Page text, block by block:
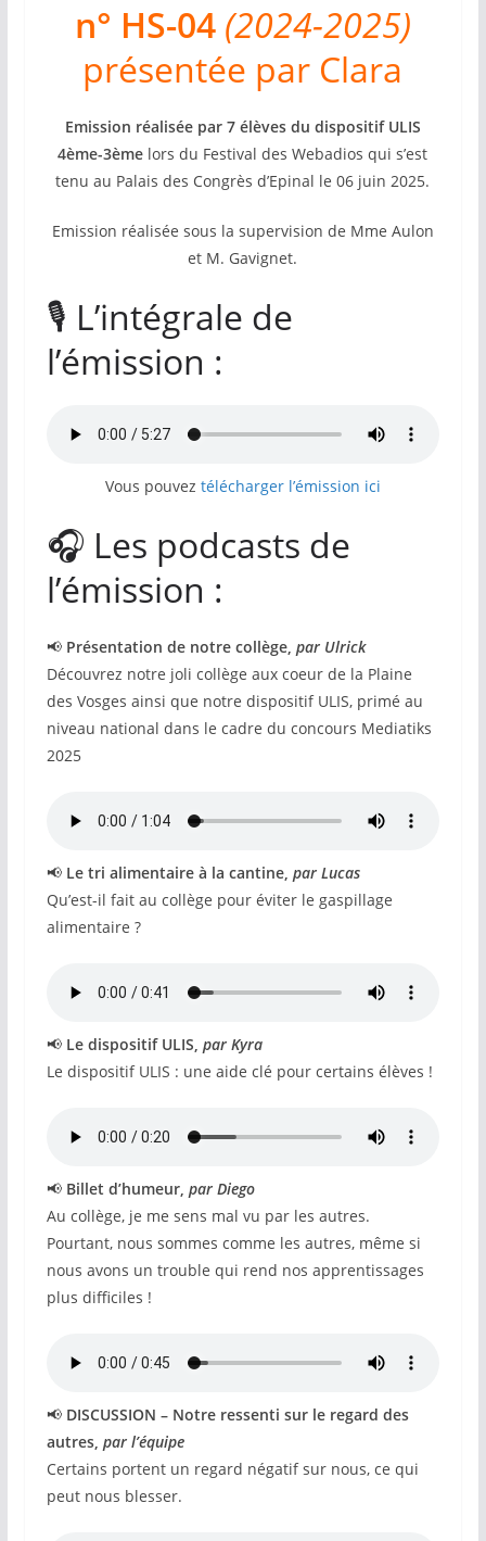
n° HS-04 (2024-2025)
présentée par Clara
Emission réalisée par 7 élèves du dispositif ULIS
4ème-3ème lors du Festival des Webadios qui s’est
tenu au Palais des Congrès d’Epinal le 06 juin 2025.
Emission réalisée sous la supervision de Mme Aulon
et M. Gavignet.
🎙️ L’intégrale de
l’émission :
Vous pouvez télécharger l’émission ici
🎧 Les podcasts de
l’émission :
📢Présentation de notre collège, par Ulrick
Découvrez notre joli collège aux coeur de la Plaine
des Vosges ainsi que notre dispositif ULIS, primé au
niveau national dans le cadre du concours Mediatiks
2025
📢 Le tri alimentaire à la cantine, par Lucas
Qu’est-il fait au collège pour éviter le gaspillage
alimentaire ?
📢 Le dispositif ULIS, par Kyra
Le dispositif ULIS : une aide clé pour certains élèves !
📢 Billet d’humeur, par Diego
Au collège, je me sens mal vu par les autres.
Pourtant, nous sommes comme les autres, même si
nous avons un trouble qui rend nos apprentissages
plus difficiles !
📢 DISCUSSION – Notre ressenti sur le regard des
autres, par l’équipe
Certains portent un regard négatif sur nous, ce qui
peut nous blesser.